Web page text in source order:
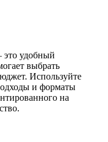
удобный
выбрать
Используйте
и форматы
на